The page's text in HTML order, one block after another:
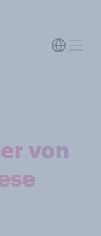
von